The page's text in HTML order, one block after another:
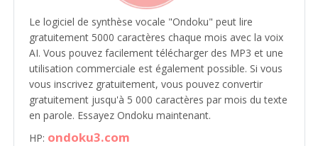
Le logiciel de synthèse vocale "Ondoku" peut lire
gratuitement 5000 caractères chaque mois avec la voix
AI. Vous pouvez facilement télécharger des MP3 et une
utilisation commerciale est également possible. Si vous
vous inscrivez gratuitement, vous pouvez convertir
gratuitement jusqu'à 5 000 caractères par mois du texte
en parole. Essayez Ondoku maintenant.
HP: ondoku3.com